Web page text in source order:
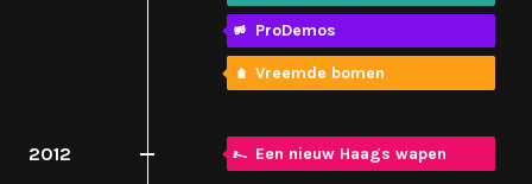
ProDemos
Vreemde bomen
2012 Een nieuw Haags wapen